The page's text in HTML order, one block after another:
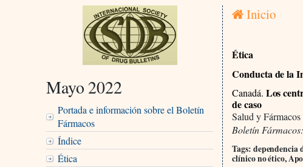
Mayo 2022
Portada e información sobre el Boletín
Fármacos
Índice
Ética
Inicio
Ética
Conducta de la
Canadá. Los
de caso
Salud y Fármacos
Boletín
Tags: dependencia
clínico no ético,